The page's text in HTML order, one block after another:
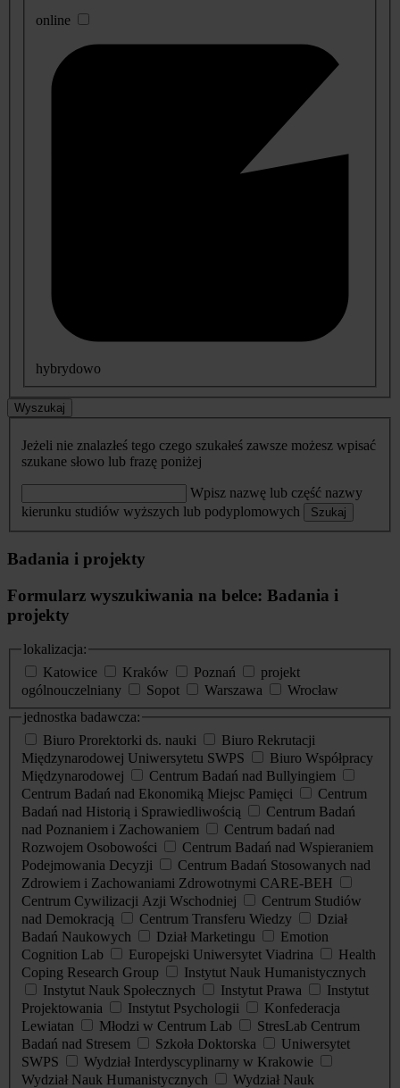
online
hybrydowo
Wyszukaj
Jeżeli nie znalazłeś tego czego szukałeś zawsze możesz wpisać
szukane słowo lub frazę poniżej
Wpisz nazwę lub część nazwy
kierunku studiów wyższych lub podyplomowych
Szukaj
Badania i projekty
Formularz wyszukiwania na belce: Badania i
projekty
lokalizacja:
Katowice
Kraków Poznań
projekt
ogólnouczelniany
Sopot Warszawa
Wrocław
jednostka badawcza:
Biuro Prorektorki ds. nauki
Biuro Rekrutacji
Międzynarodowej Uniwersytetu SWPS
Biuro Współpracy
Międzynarodowej
Centrum Badań nad Bullyingiem
Centrum Badań nad Ekonomiką Miejsc Pamięci
Centrum
Badań nad Historią i Sprawiedliwością
Centrum Badań
nad Poznaniem i Zachowaniem
Centrum badań nad
Rozwojem Osobowości
Centrum Badań nad Wspieraniem
Podejmowania Decyzji
Centrum Badań Stosowanych nad
Zdrowiem i Zachowaniami Zdrowotnymi CARE-BEH
Centrum Cywilizacji Azji Wschodniej
Centrum Studiów
nad Demokracją
Centrum Transferu Wiedzy
Dział
Badań Naukowych
Dział Marketingu
Emotion
Cognition Lab
Europejski Uniwersytet Viadrina
Health
Coping Research Group
Instytut Nauk Humanistycznych
Instytut Nauk Społecznych
Instytut Prawa
Instytut
Projektowania
Instytut Psychologii
Konfederacja
Lewiatan
Młodzi w Centrum Lab
StresLab Centrum
Badań nad Stresem
Szkoła Doktorska
Uniwersytet
SWPS
Wydział Interdyscyplinarny w Krakowie
Wydział Nauk Humanistycznych
Wydział Nauk